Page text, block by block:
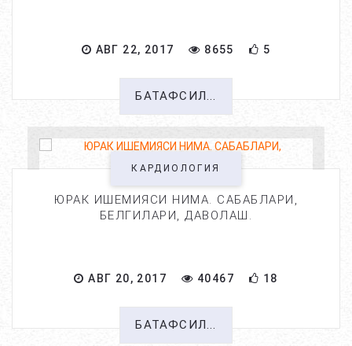
АВГ 22, 2017 8655 5
БАТАФСИЛ...
КАРДИОЛОГИЯ
ЮРАК ИШЕМИЯСИ НИМА. САБАБЛАРИ,
БЕЛГИЛАРИ, ДАВОЛАШ.
АВГ 20, 2017 40467 18
БАТАФСИЛ...